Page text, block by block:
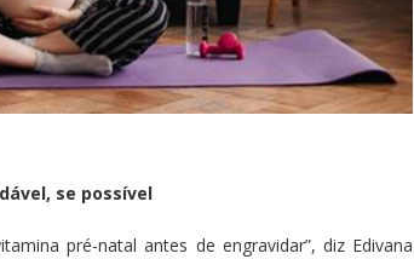
se possível
pré-natal antes de engravidar”, diz Edivana